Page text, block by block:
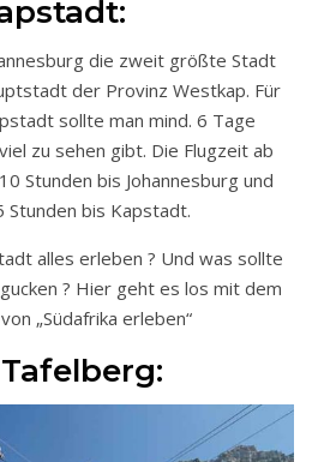
die zweit größte Stadt
der Provinz Westkap. Für
sollte man mind. 6 Tage
zu sehen gibt. Die Flugzeit ab
Stunden bis Johannesburg und
bis Kapstadt.
alles erleben ? Und was sollte
? Hier geht es los mit dem
„Südafrika erleben“